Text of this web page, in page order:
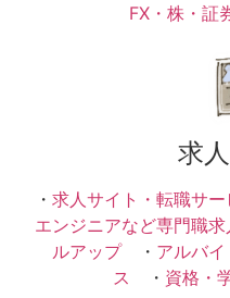
FX・株・証
求
・ 求人サイト・転職サー
エンジニアなど専門職求
ルアップ・ アルバイ
ス ・ 資格・